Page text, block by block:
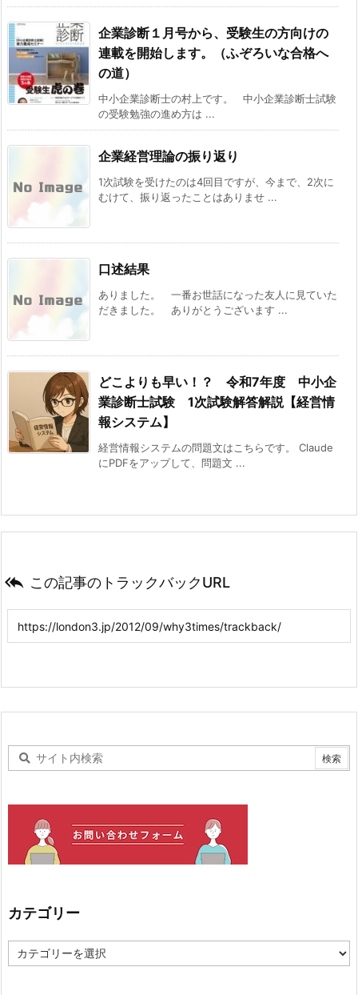
企業診断１月号から、受験生の方向けの
連載を開始します。（ふぞろいな合格へ
の道）
中小企業診断士の村上です。 中小企業診断士試験
の受験勉強の進め方は ...
企業経営理論の振り返り
1次試験を受けたのは4回目ですが、今まで、2次に
むけて、振り返ったことはありませ ...
口述結果
ありました。 一番お世話になった友人に見ていた
だきました。 ありがとうございます ...
どこよりも早い！？ 令和7年度 中小企
業診断士試験 1次試験解答解説【経営情
報システム】
経営情報システムの問題文はこちらです。 Claude
にPDFをアップして、問題文 ...
 この記事のトラックバックURL
カテゴリー
テ